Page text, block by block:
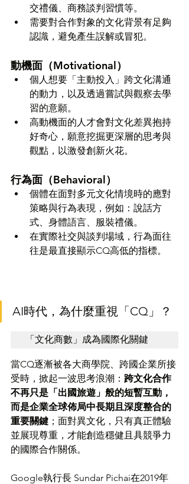
交禮儀、商務談判習慣等。
需要對合作對象的文化背景有足夠
認識，避免產生誤解或冒犯。
動機面（Motivational）
個人想要「主動投入」跨文化溝通
的動力，以及透過嘗試與觀察去學
習的意願。
高動機面的人才會對文化差異抱持
好奇心，願意挖掘更深層的思考與
觀點，以激發創新火花。
行為面（Behavioral）
個體在面對多元文化情境時的應對
策略與行為表現，例如：說話方
式、身體語言、服裝禮儀。
在實際社交與談判場域，行為面往
往是最直接顯示CQ高低的指標。
AI時代，為什麼重視「CQ」？
「文化商數」成為國際化關鍵
當CQ逐漸被各大商學院、跨國企業所接
受時，掀起一波思考浪潮： 跨文化合作
不再只是「出國旅遊」般的短暫互動，
而是企業全球佈局中長期且深度整合的
重要關鍵 ；面對異文化，只有真正體驗
並展現尊重，才能創造穩健且具競爭力
的國際合作關係。
Google執行長 Sundar Pichai在2019年